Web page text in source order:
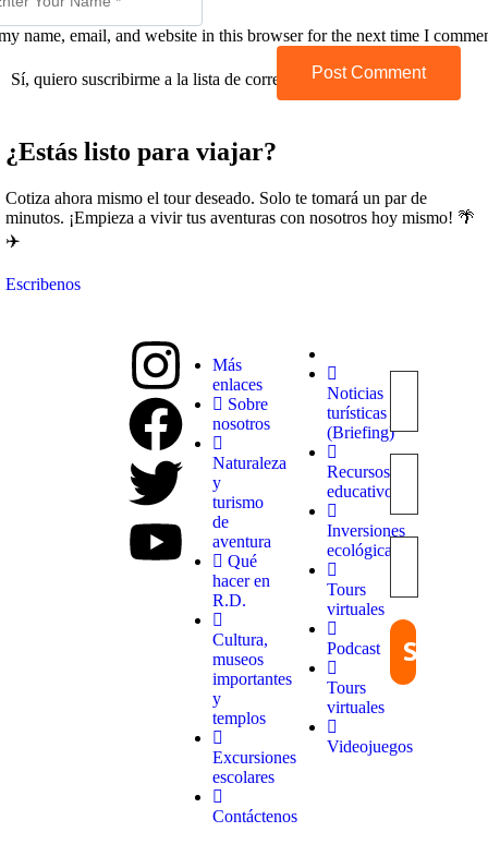
name, email, and website in this browser for the next time I
Sí, quiero suscribirme a la lista de correo. Post Comment
¿Estás listo para viajar?
Cotiza ahora mismo el tour deseado. Solo te tomará un par de
minutos. ¡Empieza a vivir tus aventuras con nosotros hoy mismo! 🌴
✈️
Escribenos
experiencias
Quieroloma,
Más
enlaces
Sobre
nosotros
Naturaleza
y
turismo
de
aventura
Qué
hacer en
R.D.
Cultura,
museos
importantes
y
templos
Excursiones
escolares
Contáctenos
Noticias
turísticas
(Briefing)
Recursos
educativos
Inversiones
ecológicas
Tours
virtuales
Podcast
Tours
virtuales
Videojuegos